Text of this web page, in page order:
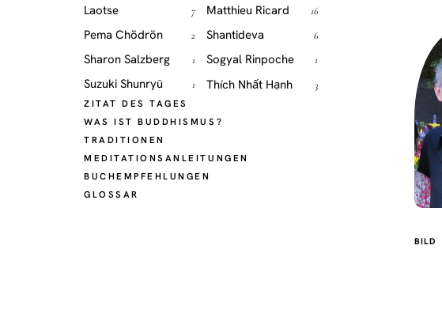
Laotse 7 Matthieu Ricard 16
Pema Chödrön 2 Shantideva 6
Sharon Salzberg 1 Sogyal Rinpoche 1
Suzuki Shunryū 1 Thích Nhất Hạnh 3
ZITAT DES TAGES
WAS IST BUDDHISMUS?
TRADITIONEN
MEDITATIONSANLEITUNGEN
BUCHEMPFEHLUNGEN
GLOSSAR
BILD